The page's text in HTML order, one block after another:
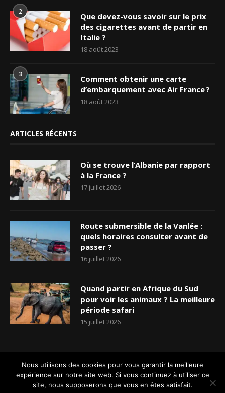
2
Que devez-vous savoir sur le prix
des cigarettes avant de partir en
Italie ?
18 août 2023
3
Comment obtenir une carte
d’embarquement avec Air France ?
18 août 2023
ARTICLES RÉCENTS
Où se trouve l’Albanie par rapport
à la France ?
17 juillet 2026
Route submersible de la Vanlée :
quels horaires consulter avant de
passer ?
16 juillet 2026
Quand partir en Afrique du Sud
pour voir les animaux ? La meilleure
période safari
15 juillet 2026
Accueil Qui sommes-nous ? Nos rédacteurs
Contact
Plan dus site
Mentions légales Connexion Inscription
Nous utilisons des cookies pour vous garantir la meilleure
expérience sur notre site web. Si vous continuez à utiliser ce
site, nous supposerons que vous en êtes satisfait.